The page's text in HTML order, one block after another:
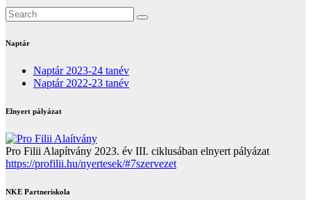
Naptár
Naptár 2023-24 tanév
Naptár 2022-23 tanév
Elnyert pályázat
Pro Filii Alapítvány 2023. év III. ciklusában elnyert pályázat
https://profilii.hu/nyertesek/#7szervezet
NKE Partneriskola